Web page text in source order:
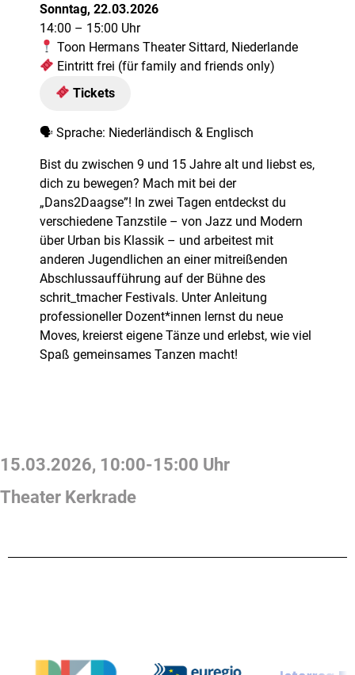
Sonntag, 22.03.2026
14:00 – 15:00 Uhr
Toon Hermans Theater Sittard, Niederlande
Eintritt frei (für family and friends only)
Tickets
🗣 Sprache: Niederländisch & Englisch
Bist du zwischen 9 und 15 Jahre alt und liebst es,
dich zu bewegen? Mach mit bei der
„Dans2Daagse”! In zwei Tagen entdeckst du
verschiedene Tanzstile – von Jazz und Modern
über Urban bis Klassik – und arbeitest mit
anderen Jugendlichen an einer mitreißenden
Abschlussaufführung auf der Bühne des
schrit_tmacher Festivals. Unter Anleitung
professioneller Dozent*innen lernst du neue
Moves, kreierst eigene Tänze und erlebst, wie viel
Spaß gemeinsames Tanzen macht!
15.03.2026, 10:00-15:00 Uhr
Theater Kerkrade